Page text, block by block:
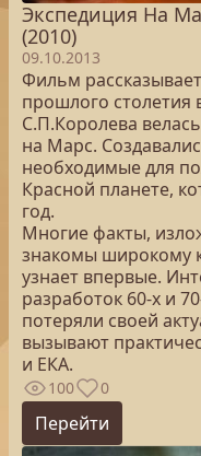
Экспедиция На
(2010)
09.10.2013
Фильм
прошлого столетия
С.П.Королева
на Марс.
необходимые для
Красной планете,
год.
Многие факты,
знакомы широкому
узнает впервые.
разработок 60-х и
потеряли своей
вызывают
и ЕКА.
100 0
Перейти